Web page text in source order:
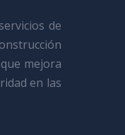
de
mejora
en las